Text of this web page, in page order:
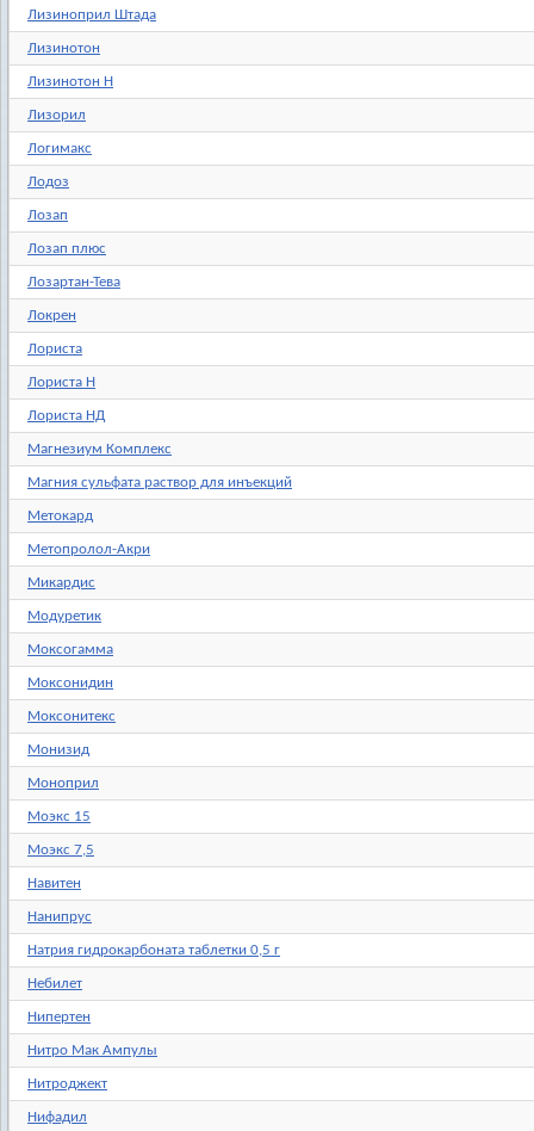
Лизиноприл Штада
Лизинотон
Лизинотон Н
Лизорил
Логимакс
Лодоз
Лозап
Лозап плюс
Лозартан-Тева
Локрен
Лориста
Лориста Н
Лориста НД
Магнезиум Комплекс
Магния сульфата раствор для инъекций
Метокард
Метопролол-Акри
Микардис
Модуретик
Моксогамма
Моксонидин
Моксонитекс
Монизид
Моноприл
Моэкс 15
Моэкс 7,5
Навитен
Нанипрус
Натрия гидрокарбоната таблетки 0,5 г
Небилет
Нипертен
Нитро Мак Ампулы
Нитроджект
Нифадил